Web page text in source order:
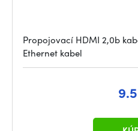
Propojovací HDMI 2,0b
Ethernet kabel